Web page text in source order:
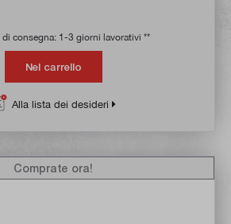
di consegna: 1-3 giorni lavorativi **
Nel carrello
Alla lista dei desideri
Comprate ora!